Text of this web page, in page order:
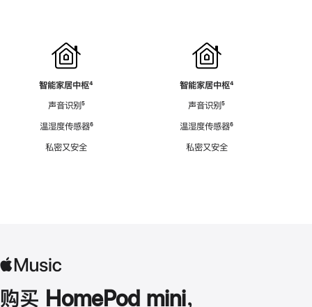
智能家居中枢脚
⁴
声音识别脚
⁵
温湿度传感器脚
⁶
私密又安全
智能家居中枢脚
⁴
声音识别脚
⁵
温湿度传感器脚
⁶
私密又安全
购买 HomePod mini，